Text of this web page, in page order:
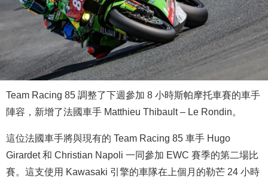
Team Racing 85 調整了下週參加 8 小時斯帕摩托車賽的車手
陣容，新增了法國車手 Matthieu Thibault – Le Rondin。
這位法國車手將與現有的 Team Racing 85 車手 Hugo
Girardet 和 Christian Napoli 一同參加 EWC 賽季的第二場比
賽。這支使用 Kawasaki 引擎的車隊在上個月的勒芒 24 小時